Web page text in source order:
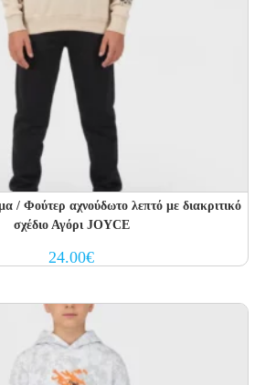
/ Φούτερ αχνούδωτο λεπτό με διακριτικό
σχέδιο Αγόρι JOYCE
24.00€